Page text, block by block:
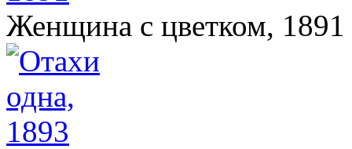
Женщина с цветком, 1891